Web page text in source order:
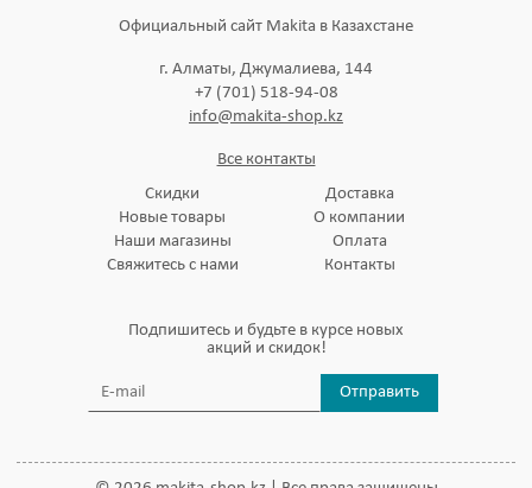
Официальный сайт Makita в Казахстане
г. Алматы, Джумалиева, 144
+7 (701) 518-94-08
info@makita-shop.kz
Все контакты
Скидки
Новые товары
Наши магазины
Свяжитесь с нами
Доставка
О компании
Оплата
Контакты
Подпишитесь и будьте в курсе новых
акций и скидок!
Отправить